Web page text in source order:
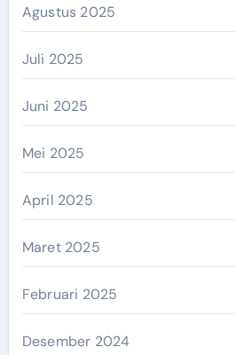
Agustus 2025
Juli 2025
Juni 2025
Mei 2025
April 2025
Maret 2025
Februari 2025
Desember 2024